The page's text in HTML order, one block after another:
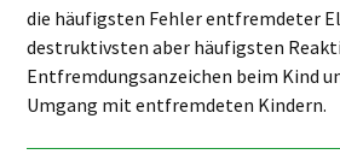
die häufigsten Fehler entfremdeter
destruktivsten aber häufigsten
Entfremdungsanzeichen beim Kind
Umgang mit entfremdeten Kindern.